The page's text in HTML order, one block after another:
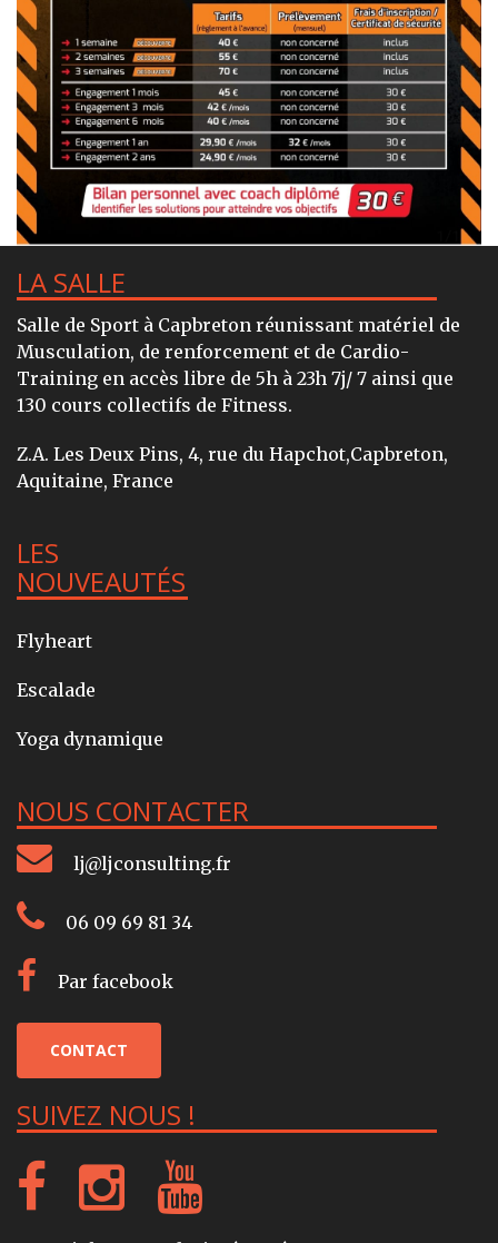
LA SALLE
Salle de Sport à Capbreton réunissant matériel de
Musculation, de renforcement et de Cardio-
Training en accès libre de 5h à 23h 7j/ 7 ainsi que
130 cours collectifs de Fitness.
Z.A. Les Deux Pins, 4, rue du Hapchot,Capbreton,
Aquitaine, France
LES
NOUVEAUTÉS
Flyheart
Escalade
Yoga dynamique
NOUS CONTACTER
lj@ljconsulting.fr
06 09 69 81 34
Par facebook
CONTACT
SUIVEZ NOUS !